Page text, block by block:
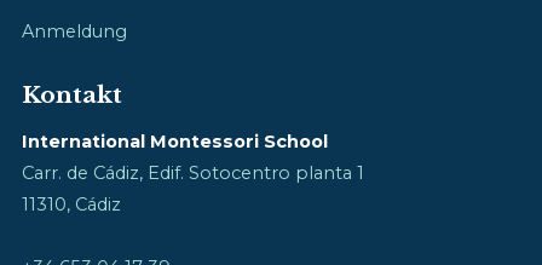
Anmeldung
Kontakt
International Montessori School
Carr. de Cádiz, Edif. Sotocentro planta 1
11310, Cádiz